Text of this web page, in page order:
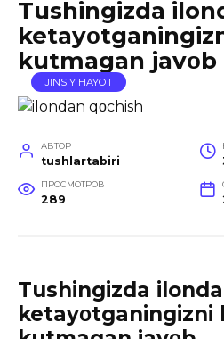
Tushingizda
kutmagan javοb
JINSIY HAYOT
АВТОР
tushlartabiri
ПРОСМОТРОВ
289
Tushingizda
ketayοtganingizni